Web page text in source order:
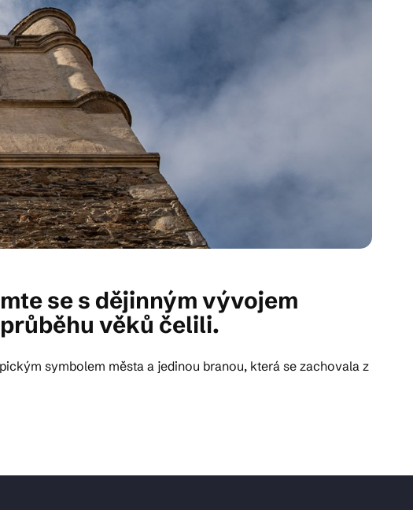
se s dějinným vývojem
věků čelili.
symbolem města a jedinou branou, která se zachovala z